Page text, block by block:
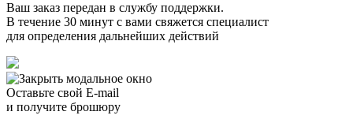
Ваш заказ передан в службу поддержки.
В течение 30 минут с вами свяжется специалист
для определения дальнейших действий
Оставьте свой E-mail
и получите брошюру